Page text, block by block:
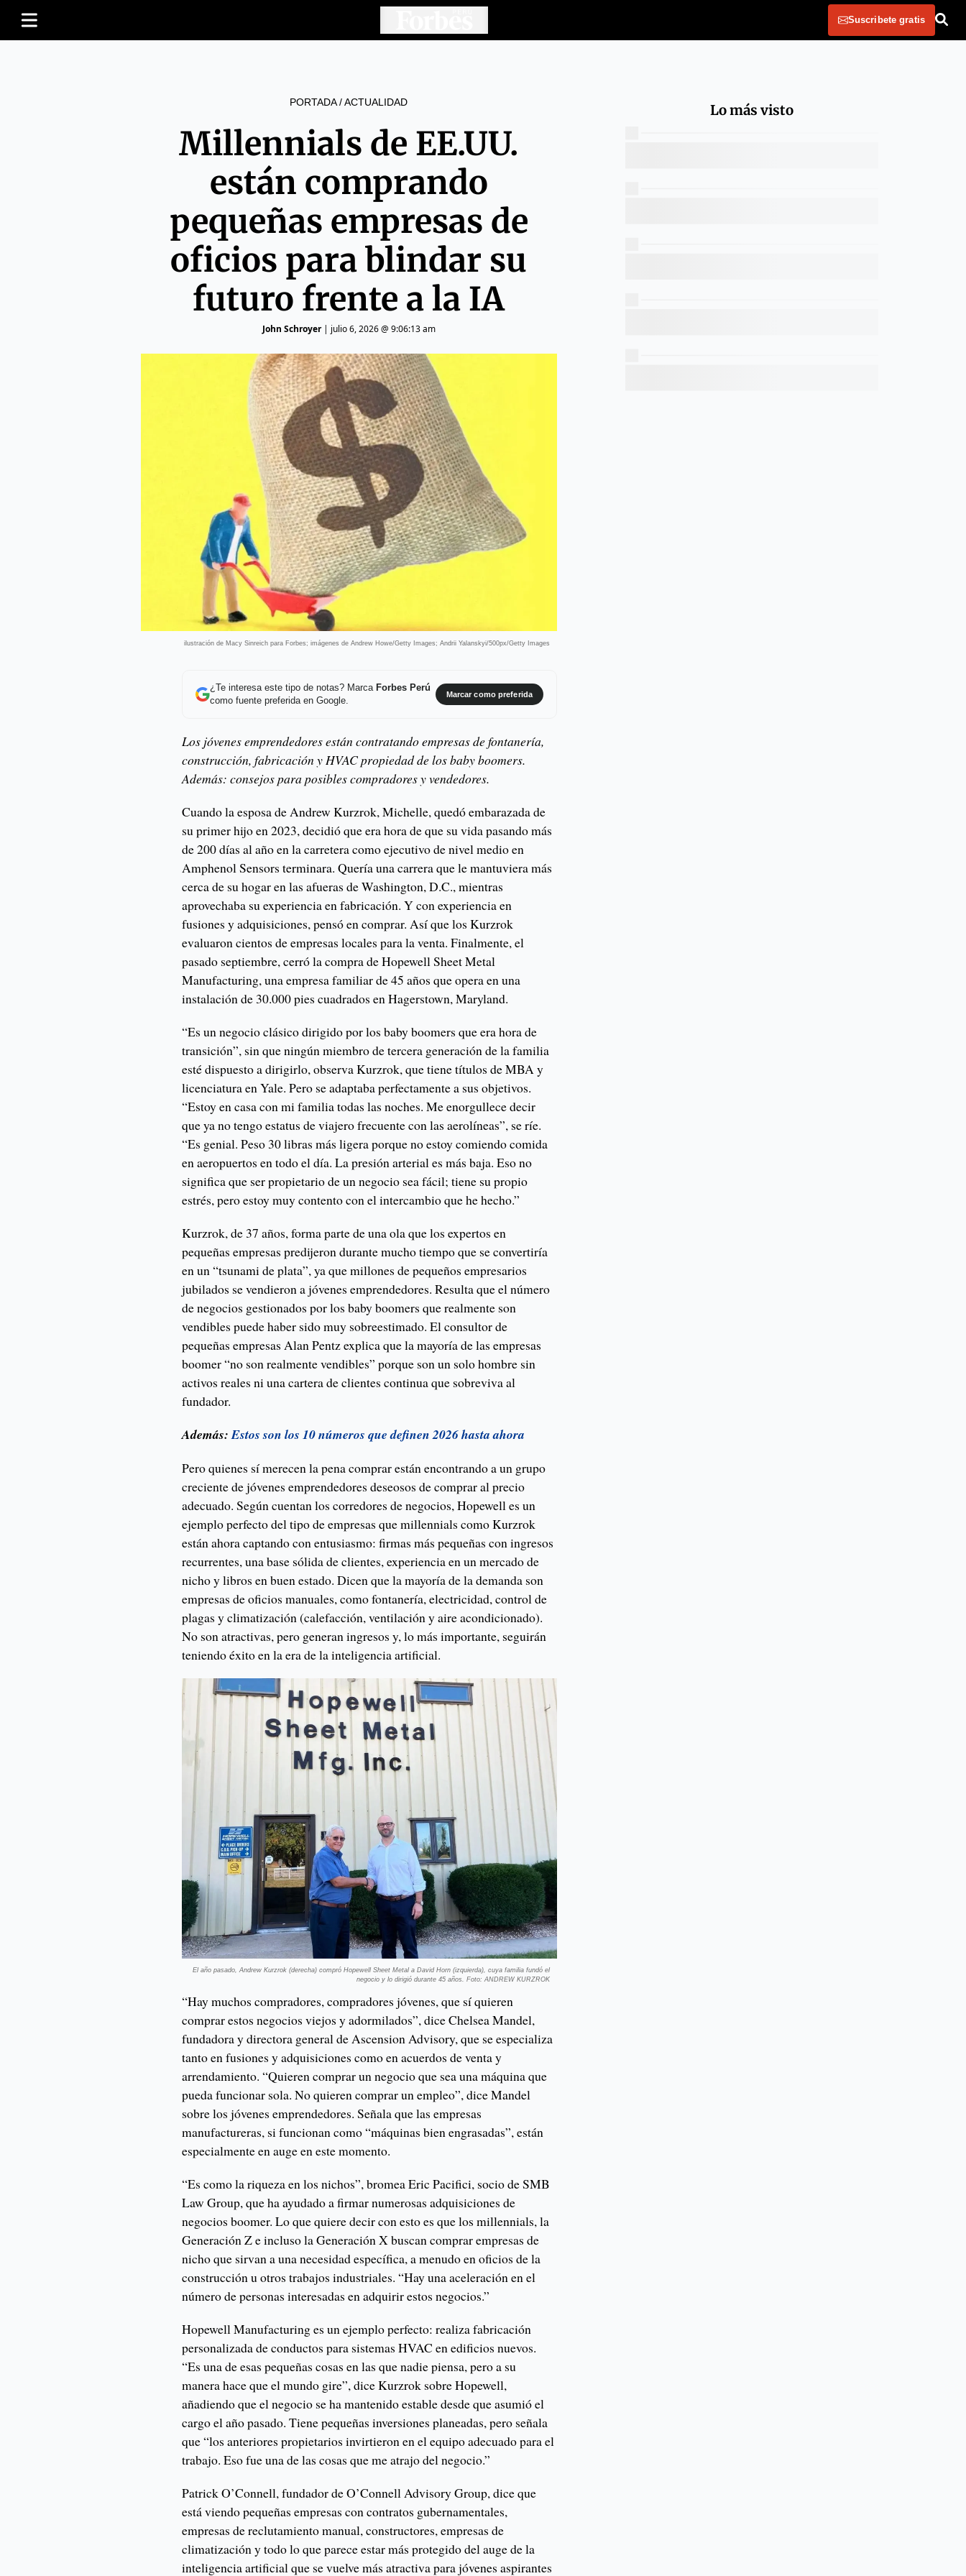
Suscribete gratis
PORTADA/ACTUALIDAD
Millennials de EE.UU.
están comprando
pequeñas empresas de
oficios para blindar su
futuro frente a la IA
John Schroyer| julio 6, 2026 @ 9:06:13 am
ilustración de Macy Sinreich para Forbes; imágenes de Andrew Howe/Getty Images; Andrii Yalanskyi/500px/Getty Images
¿Te interesa este tipo de notas? Marca Forbes Perú
como fuente preferida en Google.
Marcar como preferida
Los jóvenes emprendedores están contratando empresas de fontanería,
construcción, fabricación y HVAC propiedad de los baby boomers.
Además: consejos para posibles compradores y vendedores.
Cuando la esposa de Andrew Kurzrok, Michelle, quedó embarazada de
su primer hijo en 2023, decidió que era hora de que su vida pasando más
de 200 días al año en la carretera como ejecutivo de nivel medio en
Amphenol Sensors terminara. Quería una carrera que le mantuviera más
cerca de su hogar en las afueras de Washington, D.C., mientras
aprovechaba su experiencia en fabricación. Y con experiencia en
fusiones y adquisiciones, pensó en comprar. Así que los Kurzrok
evaluaron cientos de empresas locales para la venta. Finalmente, el
pasado septiembre, cerró la compra de Hopewell Sheet Metal
Manufacturing, una empresa familiar de 45 años que opera en una
instalación de 30.000 pies cuadrados en Hagerstown, Maryland.
“Es un negocio clásico dirigido por los baby boomers que era hora de
transición”, sin que ningún miembro de tercera generación de la familia
esté dispuesto a dirigirlo, observa Kurzrok, que tiene títulos de MBA y
licenciatura en Yale. Pero se adaptaba perfectamente a sus objetivos.
“Estoy en casa con mi familia todas las noches. Me enorgullece decir
que ya no tengo estatus de viajero frecuente con las aerolíneas”, se ríe.
“Es genial. Peso 30 libras más ligera porque no estoy comiendo comida
en aeropuertos en todo el día. La presión arterial es más baja. Eso no
significa que ser propietario de un negocio sea fácil; tiene su propio
estrés, pero estoy muy contento con el intercambio que he hecho.”
Kurzrok, de 37 años, forma parte de una ola que los expertos en
pequeñas empresas predijeron durante mucho tiempo que se convertiría
en un “tsunami de plata”, ya que millones de pequeños empresarios
jubilados se vendieron a jóvenes emprendedores. Resulta que el número
de negocios gestionados por los baby boomers que realmente son
vendibles puede haber sido muy sobreestimado. El consultor de
pequeñas empresas Alan Pentz explica que la mayoría de las empresas
boomer “no son realmente vendibles” porque son un solo hombre sin
activos reales ni una cartera de clientes continua que sobreviva al
fundador.
Además:Estos son los 10 números que definen 2026 hasta ahora
Pero quienes sí merecen la pena comprar están encontrando a un grupo
creciente de jóvenes emprendedores deseosos de comprar al precio
adecuado. Según cuentan los corredores de negocios, Hopewell es un
ejemplo perfecto del tipo de empresas que millennials como Kurzrok
están ahora captando con entusiasmo: firmas más pequeñas con ingresos
recurrentes, una base sólida de clientes, experiencia en un mercado de
nicho y libros en buen estado. Dicen que la mayoría de la demanda son
empresas de oficios manuales, como fontanería, electricidad, control de
plagas y climatización (calefacción, ventilación y aire acondicionado).
No son atractivas, pero generan ingresos y, lo más importante, seguirán
teniendo éxito en la era de la inteligencia artificial.
El año pasado, Andrew Kurzrok (derecha) compró Hopewell Sheet Metal a David Horn (izquierda), cuya familia fundó el
negocio y lo dirigió durante 45 años. Foto: ANDREW KURZROK
“Hay muchos compradores, compradores jóvenes, que sí quieren
comprar estos negocios viejos y adormilados”, dice Chelsea Mandel,
fundadora y directora general de Ascension Advisory, que se especializa
tanto en fusiones y adquisiciones como en acuerdos de venta y
arrendamiento. “Quieren comprar un negocio que sea una máquina que
pueda funcionar sola. No quieren comprar un empleo”, dice Mandel
sobre los jóvenes emprendedores. Señala que las empresas
manufactureras, si funcionan como “máquinas bien engrasadas”, están
especialmente en auge en este momento.
“Es como la riqueza en los nichos”, bromea Eric Pacifici, socio de SMB
Law Group, que ha ayudado a firmar numerosas adquisiciones de
negocios boomer. Lo que quiere decir con esto es que los millennials, la
Generación Z e incluso la Generación X buscan comprar empresas de
nicho que sirvan a una necesidad específica, a menudo en oficios de la
construcción u otros trabajos industriales. “Hay una aceleración en el
número de personas interesadas en adquirir estos negocios.”
Hopewell Manufacturing es un ejemplo perfecto: realiza fabricación
personalizada de conductos para sistemas HVAC en edificios nuevos.
“Es una de esas pequeñas cosas en las que nadie piensa, pero a su
manera hace que el mundo gire”, dice Kurzrok sobre Hopewell,
añadiendo que el negocio se ha mantenido estable desde que asumió el
cargo el año pasado. Tiene pequeñas inversiones planeadas, pero señala
que “los anteriores propietarios invirtieron en el equipo adecuado para el
trabajo. Eso fue una de las cosas que me atrajo del negocio.”
Patrick O’Connell, fundador de O’Connell Advisory Group, dice que
está viendo pequeñas empresas con contratos gubernamentales,
empresas de reclutamiento manual, constructores, empresas de
climatización y todo lo que parece estar más protegido del auge de la
inteligencia artificial que se vuelve más atractiva para jóvenes aspirantes
Lo más visto